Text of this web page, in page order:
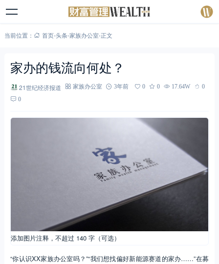
当前位置： 首页-头条-家族办公室-正文
家办的钱流向何处？
21世纪经济报道 家族办公室 3年前 0 0 17.64W
0
0
添加图片注释，不超过 140 字（可选）
“你认识XX家族办公室吗？”“我们想找偏好新能源赛道的家办……”在募